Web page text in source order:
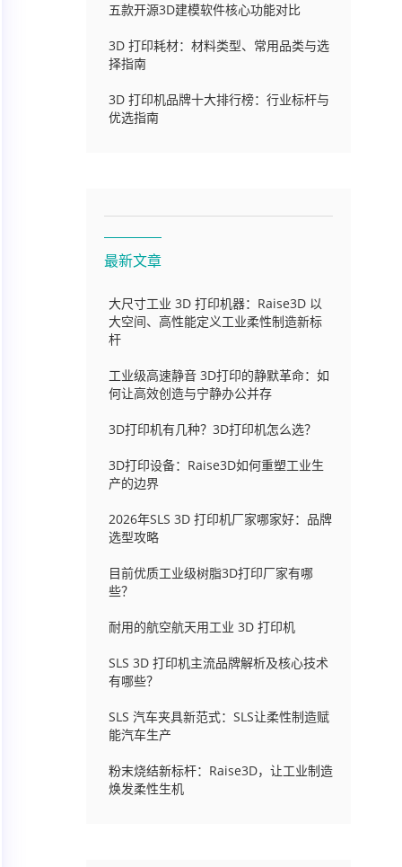
五款开源3D建模软件核心功能对比
3D 打印耗材：材料类型、常用品类与选
择指南
3D 打印机品牌十大排行榜：行业标杆与
优选指南
最新文章
大尺寸工业 3D 打印机器：Raise3D 以
大空间、高性能定义工业柔性制造新标
杆
工业级高速静音 3D打印的静默革命：如
何让高效创造与宁静办公并存
3D打印机有几种？3D打印机怎么选？
3D打印设备：Raise3D如何重塑工业生
产的边界
2026年SLS 3D 打印机厂家哪家好：品牌
选型攻略
目前优质工业级树脂3D打印厂家有哪
些？
耐用的航空航天用工业 3D 打印机
SLS 3D 打印机主流品牌解析及核心技术
有哪些？
SLS 汽车夹具新范式：SLS让柔性制造赋
能汽车生产
粉末烧结新标杆：Raise3D，让工业制造
焕发柔性生机